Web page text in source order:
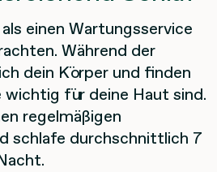
einen Wartungsservice
Während der
dein Körper und finden
für deine Haut sind.
regelmäßigen
schlafe durchschnittlich 7